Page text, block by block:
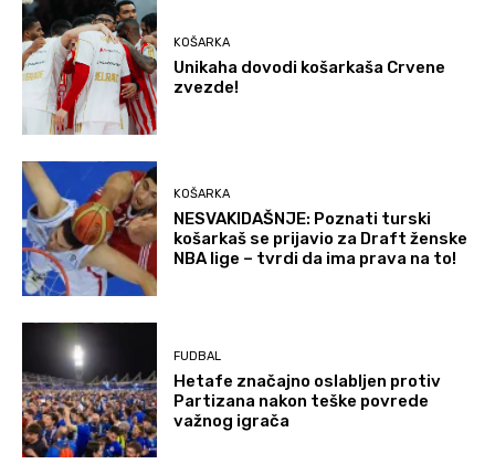
KOŠARKA
Unikaha dovodi košarkaša Crvene
zvezde!
KOŠARKA
NESVAKIDAŠNJE: Poznati turski
košarkaš se prijavio za Draft ženske
NBA lige – tvrdi da ima prava na to!
FUDBAL
Hetafe značajno oslabljen protiv
Partizana nakon teške povrede
važnog igrača